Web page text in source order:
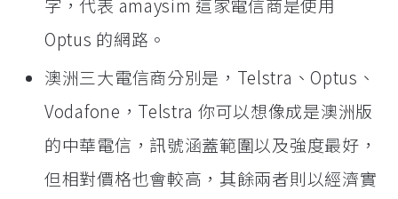
字，代表 amaysim 這家電信商是使用
Optus 的網路。
澳洲三大電信商分別是，Telstra、Optus、
Vodafone，Telstra 你可以想像成是澳洲版
的中華電信，訊號涵蓋範圍以及強度最好，
但相對價格也會較高，其餘兩者則以經濟實